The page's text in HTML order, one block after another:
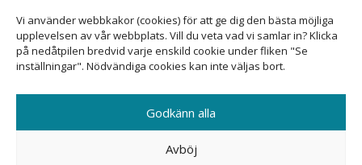
Vi använder webbkakor (cookies) för att ge dig den bästa möjliga
upplevelsen av vår webbplats. Vill du veta vad vi samlar in? Klicka
på nedåtpilen bredvid varje enskild cookie under fliken "Se
inställningar". Nödvändiga cookies kan inte väljas bort.
Godkänn alla
Avböj
Nationellt kompetenscentrum anhöriga
Sveavägen 155, 113 46 Stockholm
08-690 58 84